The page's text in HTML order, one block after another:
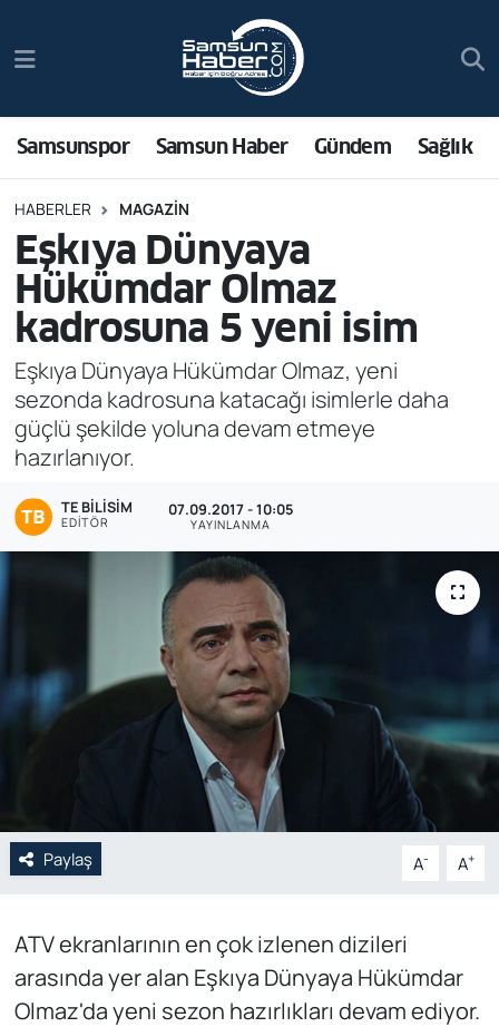
Samsunspor Samsun Haber Gündem Sağlık
HABERLER MAGAZIN
Eşkıya Dünyaya
Hükümdar Olmaz
kadrosuna 5 yeni isim
Eşkıya Dünyaya Hükümdar Olmaz, yeni
sezonda kadrosuna katacağı isimlerle daha
güçlü şekilde yoluna devam etmeye
hazırlanıyor.
TE BILISIM
EDITÖR
07.09.2017 - 10:05
YAYINLANMA
Paylaş A- A+
ATV ekranlarının en çok izlenen dizileri
arasında yer alan Eşkıya Dünyaya Hükümdar
Olmaz'da yeni sezon hazırlıkları devam ediyor.
Samsun Haber
Sağlık
Asayiş
Bilim ve Teknoloji
Bölge
Dünya
Özel Haber
POLİTİKA
Web Tv
Yerel
Trafik Durumu
Süper Lig Puan Durumu ve Fikstür
Tüm Manşetler
Son Dakika Haberleri
Haber Arşivi